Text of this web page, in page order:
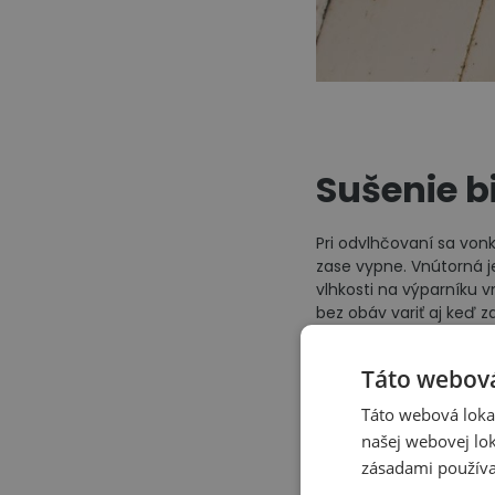
Sušenie
Pri odvlhčovaní sa
zase vypne. Vnútorná
vlhkosti na výparníku
bez obáv variť aj keď
Táto
Táto webová
našej webovej
zásadami